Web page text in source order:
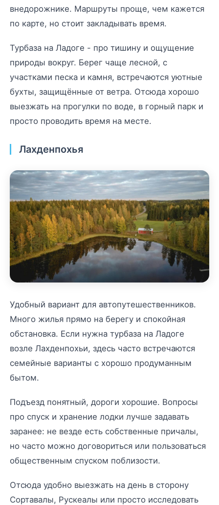
внедорожнике. Маршруты проще, чем кажется
по карте, но стоит закладывать время.
Турбаза на Ладоге - про тишину и ощущение
природы вокруг. Берег чаще лесной, с
участками песка и камня, встречаются уютные
бухты, защищённые от ветра. Отсюда хорошо
выезжать на прогулки по воде, в горный парк и
просто проводить время на месте.
Лахденпохья
Удобный вариант для автопутешественников.
Много жилья прямо на берегу и спокойная
обстановка. Если нужна турбаза на Ладоге
возле Лахденпохьи, здесь часто встречаются
семейные варианты с хорошо продуманным
бытом.
Подъезд понятный, дороги хорошие. Вопросы
про спуск и хранение лодки лучше задавать
заранее: не везде есть собственные причалы,
но часто можно договориться или пользоваться
общественным спуском поблизости.
Отсюда удобно выезжать на день в сторону
Сортавалы, Рускеалы или просто исследовать